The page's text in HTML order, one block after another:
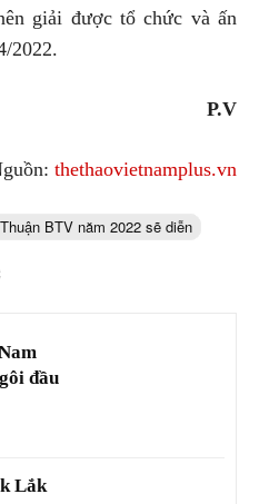
giải được tổ chức và ấn
2022.
P.V
thethaovietnamplus.vn
BTV năm 2022 sẽ diễn
đầu
Lắk